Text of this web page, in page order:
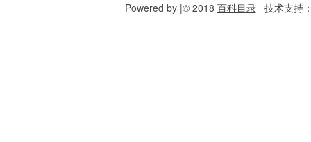
Powered by |© 2018 百科目录技术支持